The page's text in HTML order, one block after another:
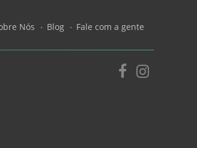
Nós Blog Fale com a gente